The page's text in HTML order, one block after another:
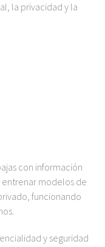
la privacidad y la
con información
modelos de
funcionando
y seguridad